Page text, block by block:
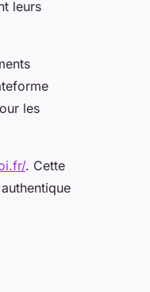
leurs
les
. Cette